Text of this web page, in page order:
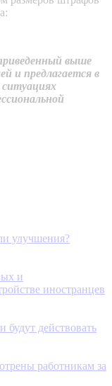
выше
и предлагается в
улучшения?
и
иностранцев
будут действовать
работникам за